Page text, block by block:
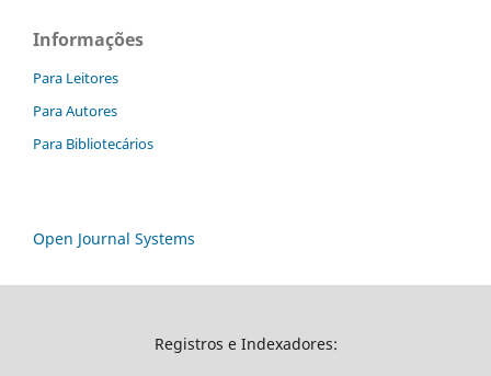
Informações
Para Leitores
Para Autores
Para Bibliotecários
Open Journal Systems
Registros e Indexadores: